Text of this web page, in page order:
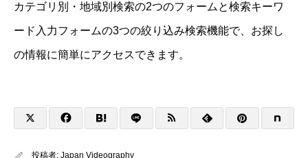
カテゴリ別・地域別検索の2つのフォームと検索キーワ
ード入力フォームの3つの絞り込み検索機能で、お探し
の情報に簡単にアクセスできます。
投稿者: Japan Videography